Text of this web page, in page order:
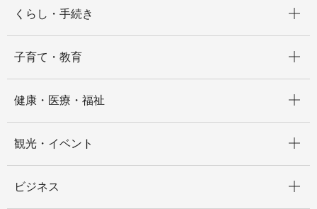
くらし・手続き
子育て・教育
健康・医療・福祉
観光・イベント
ビジネス